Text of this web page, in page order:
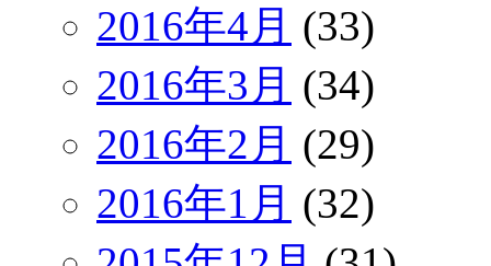
2016年4月 (33)
2016年3月 (34)
2016年2月 (29)
2016年1月 (32)